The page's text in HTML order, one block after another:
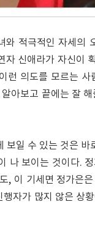
와 적극적인 자세의
신애라가 자신이
런 의도를 모르는 사
아보고 끝에는 잘
일 수 있는 것은 바
나 보이는 것이다.
, 이 기세면 정가은
자가 많지 않은 상